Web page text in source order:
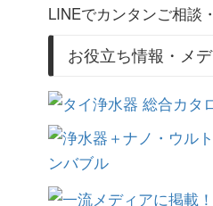
LINEでカンタンご相談
お役立ち情報・メ